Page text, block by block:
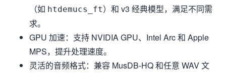
（如 htdemucs_ft）和 v3 经典模型，满足不同需
求。
GPU 加速：支持 NVIDIA GPU、Intel Arc 和 Apple
MPS，提升处理速度。
灵活的音频格式：兼容 MusDB-HQ 和任意 WAV 文